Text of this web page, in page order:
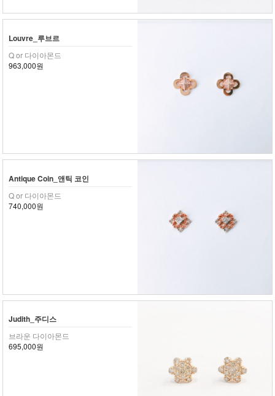
Louvre_루브르
Q or 다이아몬드
963,000원
Antique Coin_앤틱 코인
Q or 다이아몬드
740,000원
Judith_주디스
브라운 다이아몬드
695,000원